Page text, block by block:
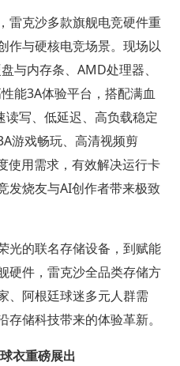
雷克沙多款旗舰电竞硬件重
作与硬核电竞场景。现场以
与内存条、AMD处理器、
能3A体验平台，搭配满血
读写、低延迟、高负载稳定
游戏畅玩、高清视频剪
使用需求，有效解决运行卡
发烧友与AI创作者带来极致
光的联名存储设备，到赋能
硬件，雷克沙全品类存储方
、阿根廷球迷多元人群需
储科技带来的体验革新。
衣重磅展出